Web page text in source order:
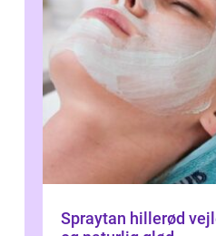
Spraytan hillerød vejledning til en flot